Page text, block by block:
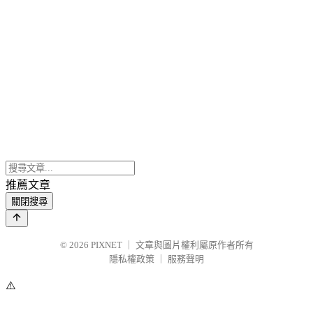
推薦文章
關閉搜尋
© 2026 PIXNET
文章與圖片權利屬原作者所有
隱私權政策
服務聲明
⚠️